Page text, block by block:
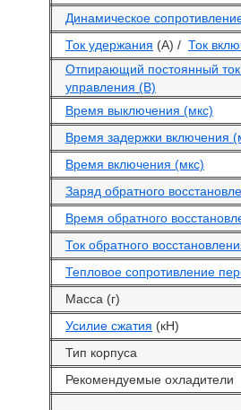
Динамическое
Ток удержания (А) / Ток
Отпирающий постоянный
управления (В)
Время выключения (мкс)
Время задержки включения
Время включения (мкс)
Заряд обратного
Время обратного
Ток обратного
Тепловое сопротивление
Масса (г)
Усилие сжатия (кН)
Тип корпуса
Рекомендуемые охладители